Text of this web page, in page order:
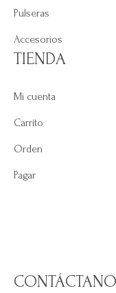
Pulseras
Accesorios
TIENDA
Mi cuenta
Carrito
Orden
Pagar